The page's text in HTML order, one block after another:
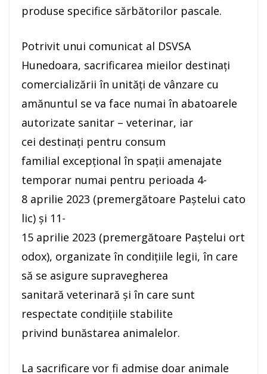
produse specifice sărbătorilor pascale.
Potrivit unui comunicat al DSVSA
Hunedoara, sacrificarea mieilor destinați
comercializării în unități de vânzare cu
amănuntul se va face numai în abatoarele
autorizate sanitar – veterinar, iar
cei destinați pentru consum
familial excepțional în spații amenajate
temporar numai pentru perioada 4-
8 aprilie 2023 (premergătoare Paștelui cato
lic) și 11-
15 aprilie 2023 (premergătoare Paștelui ort
odox), organizate în condițiile legii, în care
să se asigure supravegherea
sanitară veterinară și în care sunt
respectate condițiile stabilite
privind bunăstarea animalelor.
La sacrificare vor fi admise doar animale